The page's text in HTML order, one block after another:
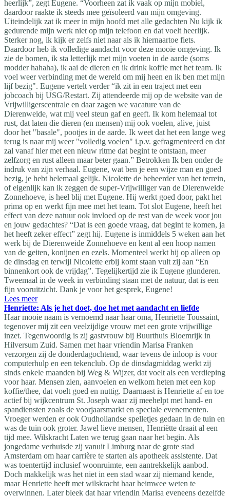
heerlijk”, zegt Eugene. “Voorheen zat ik vaak op mijn mobiel,
daardoor raakte ik steeds mee geïsoleerd van mijn omgeving.
Uiteindelijk zat ik meer in mijn hoofd met alle gedachten Nu kijk ik
gedurende mijn werk niet op mijn telefoon en dat voelt heerlijk.
Sterker nog, ik kijk er zelfs niet naar als ik hiernaartoe fiets.
Daardoor heb ik volledige aandacht voor deze mooie omgeving. Ik
zie de bomen, ik sta letterlijk met mijn voeten in de aarde (soms
modder hahaha), ik aai de dieren en ik drink koffie met het team. Ik
voel weer verbinding met de wereld om mij heen en ik ben met mijn
lijf bezig". Eugene vertelt verder “ik zit in een traject met een
jobcoach bij USG/Restart. Zij attendeerde mij op de website van de
Vrijwilligerscentrale en daar zagen we vacature van de
Dierenweide, wat mij veel steun gaf en geeft. Ik kom helemaal tot
rust, dat laten die dieren (en mensen) mij ook voelen, alive, juist
door het "basale", pootjes in de aarde. Ik weet dat het een lange weg
terug is naar mij weer "volledig voelen" i.p.v. gefragmenteerd en dat
zal vanaf hier met een nieuw ritme dat begint te ontstaan, meer
zelfzorg en rust alleen maar beter gaan.” Betrokken Ik ben onder de
indruk van zijn verhaal. Eugene, wat ben je een wijze man en goed
bezig, je hebt helemaal gelijk. Nicolette de beheerder van het terrein,
of eigenlijk kan ik zeggen de super-Vrijwilliger van de Dierenweide
Zonnehoeve, is heel blij met Eugene. Hij werkt goed door, pakt het
prima op en werkt fijn mee met het team. Tot slot Eugene, heeft het
effect van deze natuur ook invloed op de rest van de week voor jou
en jouw gedachtes? “Dat is een goede vraag, dat begint te komen, ja
het heeft zeker effect” zegt hij. Eugene is inmiddels 5 weken aan het
werk bij de Dierenweide Zonnehoeve en kent al een hoop namen
van de geiten, konijnen en ezels. Momenteel werkt hij op alleen op
de dinsdag en terwijl Nicolette erbij komt staan vult zij aan “En
binnenkort ook de vrijdag”. Tegelijkertijd zie ik Eugene glunderen.
Tweemaal in de week in verbinding staan met de natuur, dat is een
fijn vooruitzicht. Dank je voor het gesprek, Eugene!
Lees meer
Henriette: Als je het doet, doe het met aandacht en liefde
Haar mooie naam is vernoemd naar haar oma, Henriette Toussaint,
tegenover mij zit een veelzijdige vrouw met een grote vrijwillige
inzet. Tegenwoordig is zij gastvrouw bij Buurthuis Bloemrijk in
Hilversum Zuid. Samen met haar vriendin Marisa Franken
verzorgen zij de donderdagochtend, waar tevens de inloop is voor
computerhulp en een tekenclub. Op de dinsdagmiddag werkt zij
sinds enkele maanden bij Weg & Wijzer, dat voelt als een verdieping
voor haar. Mensen zien, aanvoelen en welkom heten met een kop
koffie/thee, dat voelt goed en nuttig. Daarnaast is Henriette af en toe
actief bij wijkcentrum St. Joseph waar zij meehelpt met hand- en
spandiensten zoals de voorjaarsmarkt en speciale evenementen.
Vroeger werden er ook Oudhollandse spelletjes gedaan in de tuin en
was de tuin ook groter. Jawel lieve mensen, Henriëtte draait al een
tijd mee. Wilskracht Laten we terug gaan naar het begin. Als
jongedame verhuisde zij vanuit Limburg naar de grote stad
Amsterdam om haar carrière te starten als apotheek assistente. Dat
was toentertijd inclusief woonruimte, een aantrekkelijk aanbod.
Doch makkelijk was het niet in een stad waar zij niemand kende,
maar Henriette heeft met wilskracht haar heimwee weten te
overwinnen. Later bleek dat haar vriendin Marisa eveneens dezelfde